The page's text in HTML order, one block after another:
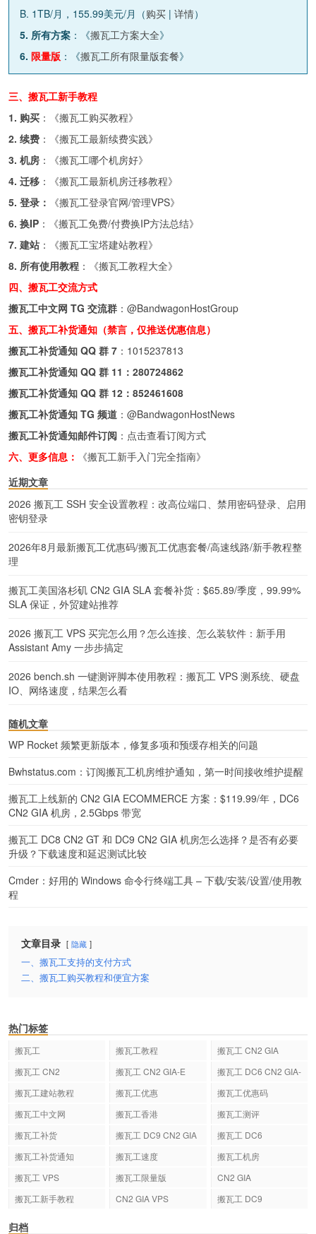
B. 1TB/月，155.99美元/月（购买 | 详情）
5. 所有方案 ：《搬瓦工方案大全》
6. 限量版 ：《搬瓦工所有限量版套餐》
三、搬瓦工新手教程
1. 购买 ：《搬瓦工购买教程》
2. 续费 ：《搬瓦工最新续费实践》
3. 机房 ：《搬瓦工哪个机房好》
4. 迁移 ：《搬瓦工最新机房迁移教程》
5. 登录：
《搬瓦工登录官网/管理VPS》
6. 换IP ：《搬瓦工免费/付费换IP方法总结》
7. 建站 ：《搬瓦工宝塔建站教程》
8. 所有使用教程 ：《搬瓦工教程大全》
四、搬瓦工交流方式
搬瓦工中文网 TG 交流群 ： @BandwagonHostGroup
五、搬瓦工补货通知（禁言，仅推送优惠信息）
搬瓦工补货通知 QQ 群 7 ： 1015237813
搬瓦工补货通知 QQ 群 11： 280724862
搬瓦工补货通知 QQ 群 12： 852461608
搬瓦工补货通知 TG 频道 ： @BandwagonHostNews
搬瓦工补货通知邮件订阅 ： 点击查看订阅方式
六、更多信息：
《搬瓦工新手入门完全指南》
近期文章
2026 搬瓦工 SSH 安全设置教程：改高位端口、禁用密码登录、启用
密钥登录
2026年8月最新搬瓦工优惠码/搬瓦工优惠套餐/高速线路/新手教程整
理
搬瓦工美国洛杉矶 CN2 GIA SLA 套餐补货：$65.89/季度，99.99%
SLA 保证，外贸建站推荐
2026 搬瓦工 VPS 买完怎么用？怎么连接、怎么装软件：新手用
Assistant Amy 一步步搞定
2026 bench.sh 一键测评脚本使用教程：搬瓦工 VPS 测系统、硬盘
IO、网络速度，结果怎么看
随机文章
WP Rocket 频繁更新版本，修复多项和预缓存相关的问题
Bwhstatus.com：订阅搬瓦工机房维护通知，第一时间接收维护提醒
搬瓦工上线新的 CN2 GIA ECOMMERCE 方案：$119.99/年，DC6
CN2 GIA 机房，2.5Gbps 带宽
搬瓦工 DC8 CN2 GT 和 DC9 CN2 GIA 机房怎么选择？是否有必要
升级？下载速度和延迟测试比较
Cmder：好用的 Windows 命令行终端工具 – 下载/安装/设置/使用教
程
文章目录 隐藏
一、搬瓦工支持的支付方式
二、搬瓦工购买教程和便宜方案
热门标签
搬瓦工 搬瓦工教程
搬瓦工 CN2 GIA
搬瓦工 CN2
搬瓦工 CN2 GIA-E
搬瓦工 DC6 CN2 GIA-
搬瓦工建站教程 搬瓦工优惠
搬瓦工优惠码
搬瓦工中文网
搬瓦工香港
搬瓦工测评
搬瓦工补货
搬瓦工 DC9 CN2 GIA
搬瓦工 DC6
搬瓦工补货通知
搬瓦工速度
搬瓦工机房
搬瓦工 VPS
搬瓦工限量版
CN2 GIA
搬瓦工新手教程
CN2 GIA VPS 搬瓦工 DC9
归档